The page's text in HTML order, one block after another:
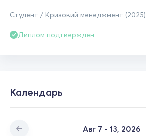
Студент / Кризовий менеджмент (2025)
Диплом подтвержден
Календарь
Авг 7 - 13, 2026